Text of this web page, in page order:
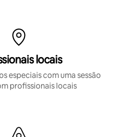
locais
especiais com uma sessão
profissionais locais